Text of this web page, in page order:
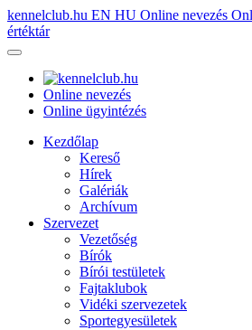
kennelclub.hu EN HU Online nevezés
értéktár
Online nevezés
Online ügyintézés
Kezdőlap
Kereső
Hírek
Galériák
Archívum
Szervezet
Vezetőség
Bírók
Bírói testületek
Fajtaklubok
Vidéki szervezetek
Sportegyesületek